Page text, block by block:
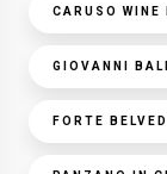
CARUSO WINE
GIOVANNI
FORTE